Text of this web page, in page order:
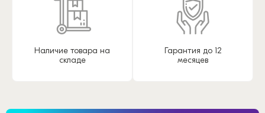
Наличие товара на
складе
Гарантия до 12
месяцев